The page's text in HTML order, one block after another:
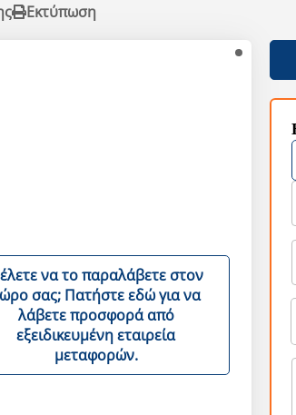
Εκτύπωση
να το παραλάβετε στον
σας; Πατήστε εδώ για να
λάβετε προσφορά από
εξειδικευμένη εταιρεία
μεταφορών.